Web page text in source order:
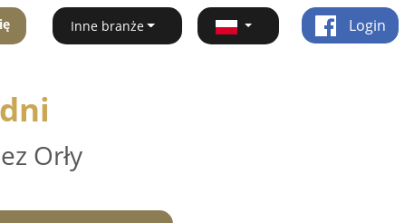
Inne branże Login
Orły